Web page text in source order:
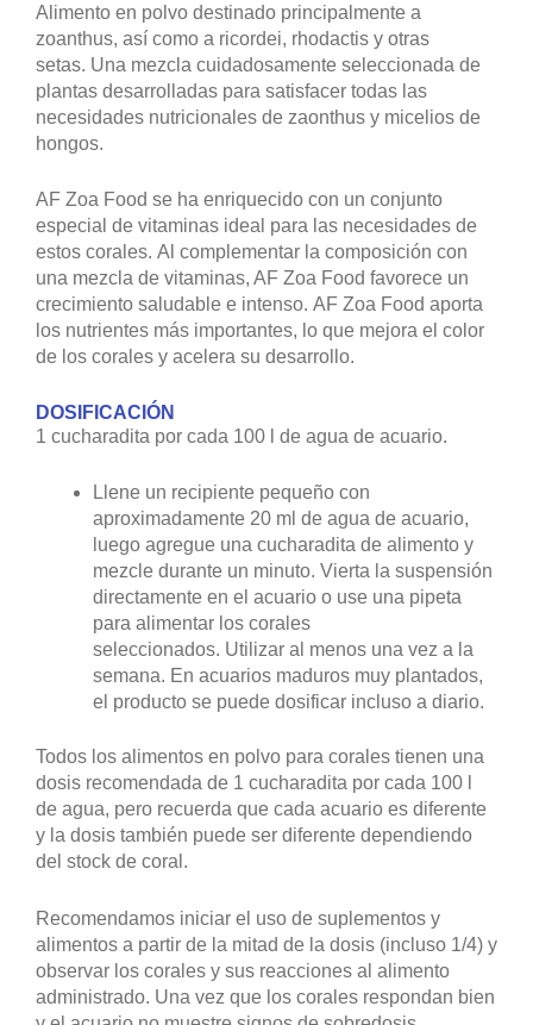
Alimento en polvo destinado principalmente a
zoanthus, así como a ricordei, rhodactis y otras
setas. Una mezcla cuidadosamente seleccionada de
plantas desarrolladas para satisfacer todas las
necesidades nutricionales de zaonthus y micelios de
hongos.
AF Zoa Food se ha enriquecido con un conjunto
especial de vitaminas ideal para las necesidades de
estos corales. Al complementar la composición con
una mezcla de vitaminas, AF Zoa Food favorece un
crecimiento saludable e intenso. AF Zoa Food aporta
los nutrientes más importantes, lo que mejora el color
de los corales y acelera su desarrollo.
DOSIFICACIÓN
1 cucharadita por cada 100 l de agua de acuario.
Llene un recipiente pequeño con
aproximadamente 20 ml de agua de acuario,
luego agregue una cucharadita de alimento y
mezcle durante un minuto. Vierta la suspensión
directamente en el acuario o use una pipeta
para alimentar los corales
seleccionados. Utilizar al menos una vez a la
semana. En acuarios maduros muy plantados,
el producto se puede dosificar incluso a diario.
Todos los alimentos en polvo para corales tienen una
dosis recomendada de 1 cucharadita por cada 100 l
de agua, pero recuerda que cada acuario es diferente
y la dosis también puede ser diferente dependiendo
del stock de coral.
Recomendamos iniciar el uso de suplementos y
alimentos a partir de la mitad de la dosis (incluso 1/4) y
observar los corales y sus reacciones al alimento
administrado. Una vez que los corales respondan bien